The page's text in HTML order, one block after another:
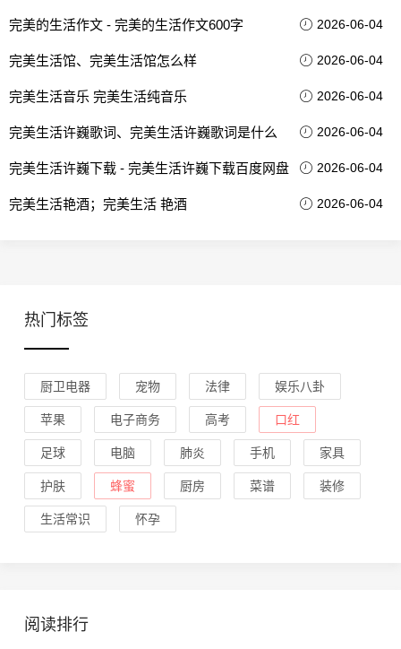
完美的生活作文 - 完美的生活作文600字 2026-06-04
完美生活馆、完美生活馆怎么样 2026-06-04
完美生活音乐 完美生活纯音乐 2026-06-04
完美生活许巍歌词、完美生活许巍歌词是什么 2026-06-04
完美生活许巍下载 - 完美生活许巍下载百度网盘 2026-06-04
完美生活艳酒；完美生活 艳酒 2026-06-04
热门标签
厨卫电器 宠物 法律 娱乐八卦
苹果 电子商务 高考 口红
足球 电脑 肺炎 手机 家具
护肤 蜂蜜 厨房 菜谱 装修
生活常识 怀孕
阅读排行